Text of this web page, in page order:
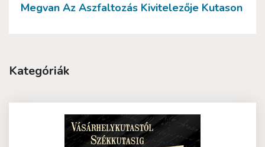
Megvan Az Aszfaltozás Kivitelezője Kutason
Kategóriák